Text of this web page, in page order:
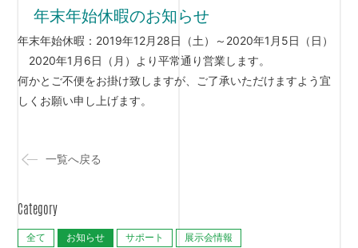
一覧へ戻る
Category
全て お知らせ サポート 展示会情報
年末年始休暇のお知らせ
年末年始休暇：2019年12月28日（土）～2020年1月5日（日）
2020年1月6日（月）より平常通り営業します。
何かとご不便をお掛け致しますが、ご了承いただけますよう宜
しくお願い申し上げます。